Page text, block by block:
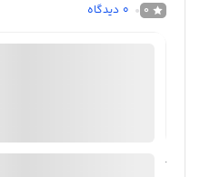
0
0 دیدگاه
آیا قیمت مناسب تری سراغ دارید؟